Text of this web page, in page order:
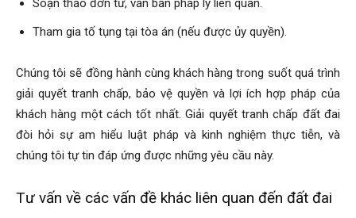
Soạn thảo đơn từ, văn bản pháp lý liên quan.
Tham gia tố tụng tại tòa án (nếu được ủy quyền).
Chúng tôi sẽ đồng hành cùng khách hàng trong suốt quá trình
giải quyết tranh chấp, bảo vệ quyền và lợi ích hợp pháp của
khách hàng một cách tốt nhất. Giải quyết tranh chấp đất đai
đòi hỏi sự am hiểu luật pháp và kinh nghiệm thực tiễn, và
chúng tôi tự tin đáp ứng được những yêu cầu này.
Tư vấn về các vấn đề khác liên quan đến đất đai